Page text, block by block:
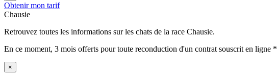
Obtenir mon tarif
Chausie
Retrouvez toutes les informations sur les chats de la race Chausie.
En ce moment, 3 mois offerts pour toute reconduction d'un contrat souscrit en ligne *
×